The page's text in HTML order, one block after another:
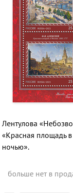
Лентулова
«Красная площадь
ночью».
больше нет в